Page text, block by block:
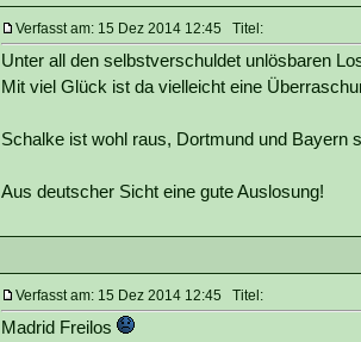
Verfasst am: 15 Dez 2014 12:45 Titel:
Unter all den selbstverschuldet unlösbaren
Mit viel Glück ist da vielleicht eine
Schalke ist wohl raus, Dortmund und Bayern
Aus deutscher Sicht eine gute Auslosung!
Verfasst am: 15 Dez 2014 12:45 Titel:
Madrid Freilos